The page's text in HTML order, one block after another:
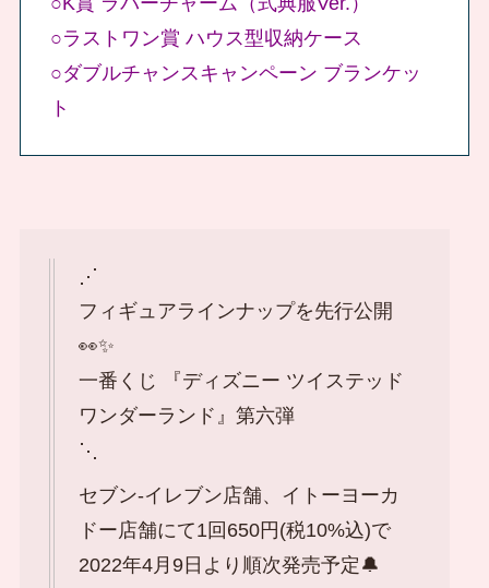
○ラストワン賞 ハウス型収納ケース
○ダブルチャンスキャンペーン ブランケッ
ト
⋰
フィギュアラインナップを先行公開
👀✨
一番くじ 『ディズニー ツイステッド
ワンダーランド』第六弾
⋱
セブン‐イレブン店舗、イトーヨーカ
ドー店舗にて1回650円(税10%込)で
2022年4月9日より順次発売予定🔔